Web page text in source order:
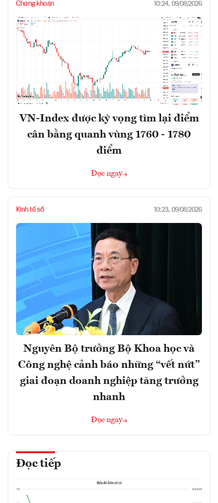
Chứng khoán 10:24, 09/08/2026
VN-Index được kỳ vọng tìm lại điểm
cân bằng quanh vùng 1760 - 1780
điểm
Đọc ngay
Kinh tế số 10:23, 09/08/2026
Nguyên Bộ trưởng Bộ Khoa học và
Công nghệ cảnh báo những “vết nứt”
giai đoạn doanh nghiệp tăng trưởng
nhanh
Đọc ngay
Đọc tiếp